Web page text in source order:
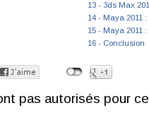
13 - 3ds Max
14 - Maya 2011
15 - Maya 2011
16 - Conclusion
pas autorisés pour